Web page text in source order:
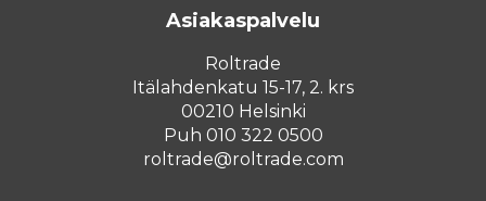
Asiakaspalvelu
Roltrade
Itälahdenkatu 15-17, 2. krs
00210 Helsinki
Puh 010 322 0500
roltrade@roltrade.com